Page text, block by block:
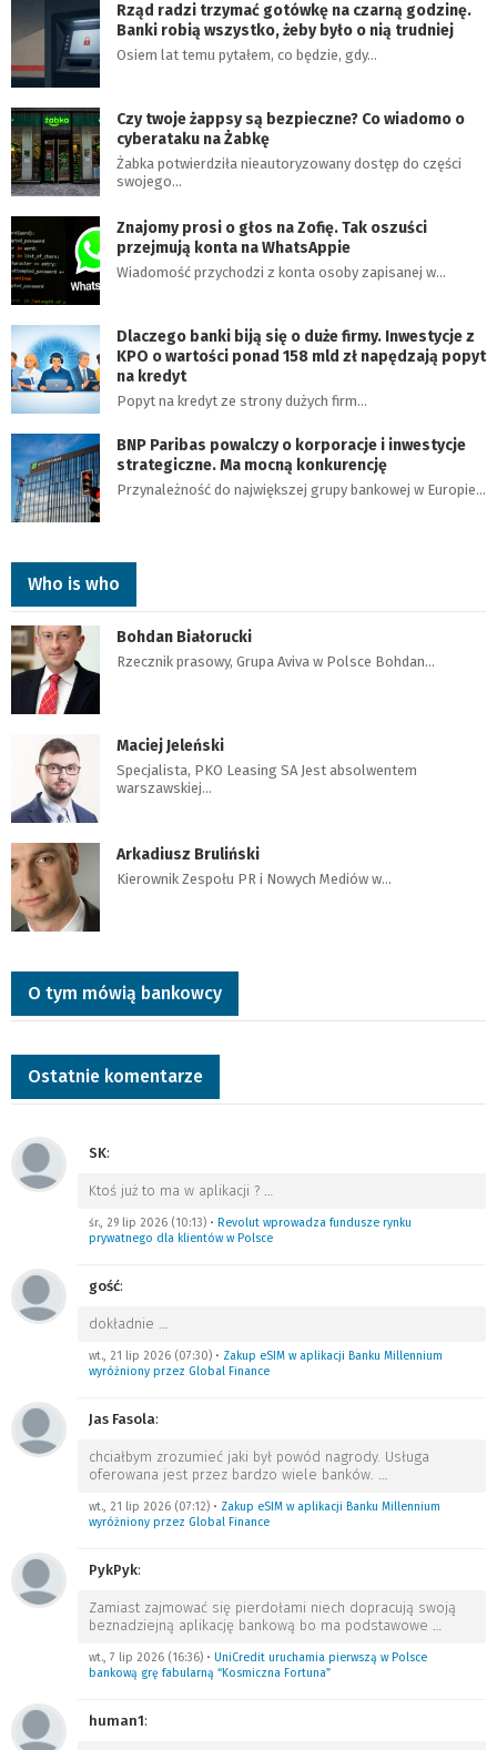
Rząd radzi trzymać gotówkę na czarną godzinę.
Banki robią wszystko, żeby było o nią trudniej
Osiem lat temu pytałem, co będzie, gdy…
Czy twoje żappsy są bezpieczne? Co wiadomo o
cyberataku na Żabkę
Żabka potwierdziła nieautoryzowany dostęp do części
swojego…
Znajomy prosi o głos na Zofię. Tak oszuści
przejmują konta na WhatsAppie
Wiadomość przychodzi z konta osoby zapisanej w…
Dlaczego banki biją się o duże firmy. Inwestycje z
KPO o wartości ponad 158 mld zł napędzają popyt
na kredyt
Popyt na kredyt ze strony dużych firm…
BNP Paribas powalczy o korporacje i inwestycje
strategiczne. Ma mocną konkurencję
Przynależność do największej grupy bankowej w Europie…
Who is who
Bohdan Białorucki
Rzecznik prasowy, Grupa Aviva w Polsce Bohdan…
Maciej Jeleński
Specjalista, PKO Leasing SA Jest absolwentem
warszawskiej…
Arkadiusz Bruliński
Kierownik Zespołu PR i Nowych Mediów w…
O tym mówią bankowcy
Ostatnie komentarze
SK:
Ktoś już to ma w aplikacji ? …
śr., 29 lip 2026 (10:13) • Revolut wprowadza fundusze rynku
prywatnego dla klientów w Polsce
gość:
dokładnie …
wt., 21 lip 2026 (07:30) • Zakup eSIM w aplikacji Banku Millennium
wyróżniony przez Global Finance
Jas Fasola:
chciałbym zrozumieć jaki był powód nagrody. Usługa
oferowana jest przez bardzo wiele banków. …
wt., 21 lip 2026 (07:12) • Zakup eSIM w aplikacji Banku Millennium
wyróżniony przez Global Finance
PykPyk:
Zamiast zajmować się pierdołami niech dopracują swoją
beznadziejną aplikację bankową bo ma podstawowe …
wt., 7 lip 2026 (16:36) • UniCredit uruchamia pierwszą w Polsce
bankową grę fabularną “Kosmiczna Fortuna”
human1: